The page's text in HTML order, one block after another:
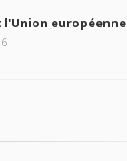
l'Union européenne